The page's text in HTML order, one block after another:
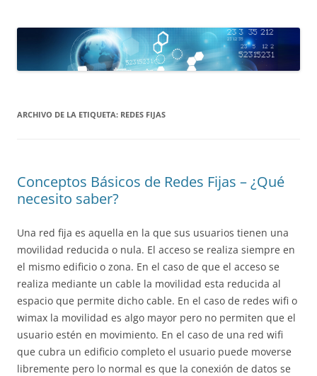
ARCHIVO DE LA ETIQUETA: REDES FIJAS
Conceptos Básicos de Redes Fijas – ¿Qué
necesito saber?
Una red fija es aquella en la que sus usuarios tienen una
movilidad reducida o nula. El acceso se realiza siempre en
el mismo edificio o zona. En el caso de que el acceso se
realiza mediante un cable la movilidad esta reducida al
espacio que permite dicho cable. En el caso de redes wifi o
wimax la movilidad es algo mayor pero no permiten que el
usuario estén en movimiento. En el caso de una red wifi
que cubra un edificio completo el usuario puede moverse
libremente pero lo normal es que la conexión de datos se